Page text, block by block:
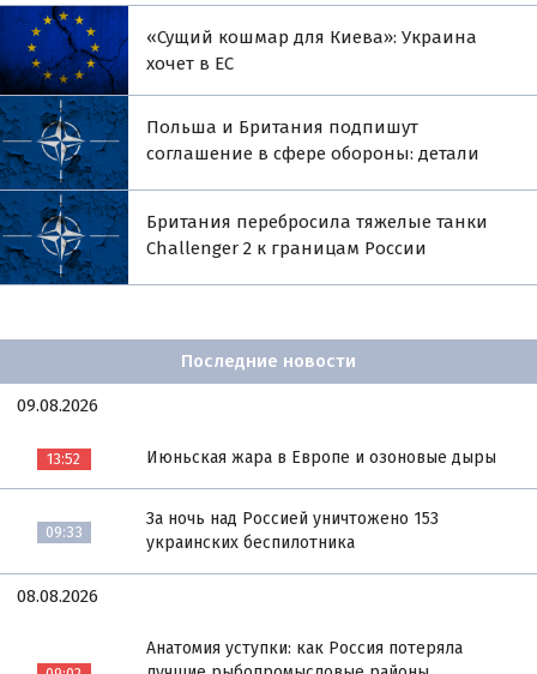
«Сущий кошмар для Киева»: Украина
хочет в ЕС
Польша и Британия подпишут
соглашение в сфере обороны: детали
Британия перебросила тяжелые танки
Challenger 2 к границам России
Последние новости
09.08.2026
13:52 Июньская жара в Европе и озоновые дыры
09:33
За ночь над Россией уничтожено 153
украинских беспилотника
08.08.2026
Анатомия уступки: как Россия потеряла